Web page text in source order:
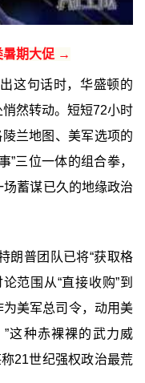
暑期大促 →
这句话时，华盛顿的
然转动。短短72小时
兰地图、美军选项的
三位一体的组合拳，
蓄谋已久的地缘政治
朗普团队已将“获取格
范围从“直接收购”到
为美军总司令，动用美
这种赤裸裸的武力威
21世纪强权政治最荒